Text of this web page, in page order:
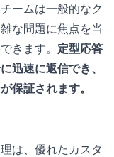
ームは一般的なク
な問題に焦点を当
きます。 定型応答
迅速に返信でき、
保証されます。
は、優れたカスタ